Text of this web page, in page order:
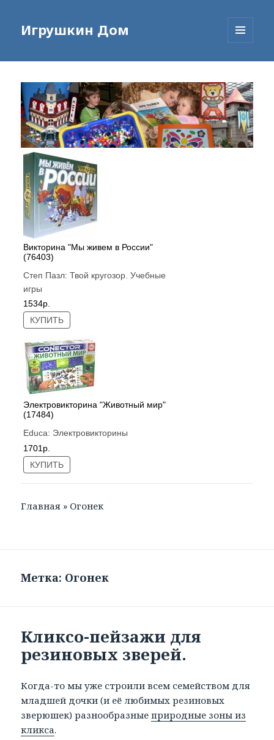
Игрушкин Дом
Викторина "Мы живем в России"
(76403)
Степ Пазл:Твой кругозор. Учебные
игры
1534р.
КУПИТЬ
Электровикторина "Животный мир"
(17484)
Educa: Электровикторины
1701р.
КУПИТЬ
Главная » Огонек
Метка: Огонек
Кликсо-пейзажи для
резиновых зверей.
Когда-то мы уже строили всем семейством для
младшей дочки (и её любимых резиновых
зверюшек) разнообразныеприродные зоны из
кликса.